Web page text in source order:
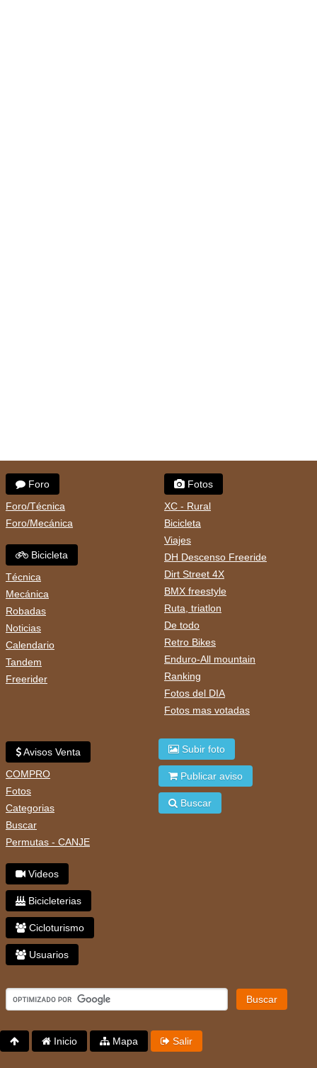
Foro
Foro/Técnica
Foro/Mecánica
Bicicleta
Técnica
Mecánica
Robadas
Noticias
Calendario
Tandem
Freerider
Fotos
XC - Rural
Bicicleta
Viajes
DH Descenso Freeride
Dirt Street 4X
BMX freestyle
Ruta, triatlon
De todo
Retro Bikes
Enduro-All mountain
Ranking
Fotos del DIA
Fotos mas votadas
Avisos Venta
COMPRO
Fotos
Categorias
Buscar
Permutas - CANJE
Videos
Bicicleterias
Cicloturismo
Usuarios
Subir foto
Publicar aviso
Buscar
Buscar
Inicio Mapa Salir